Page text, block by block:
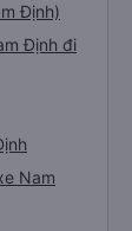
Định)
Định đi
Nam